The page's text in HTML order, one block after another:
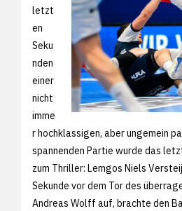
letzt
en
Seku
nden
einer
nicht
imme
r hochklassigen, aber ungemein
spannenden Partie wurde das
zum Thriller: Lemgos Niels
Sekunde vor dem Tor des
Andreas Wolff auf, brachte den